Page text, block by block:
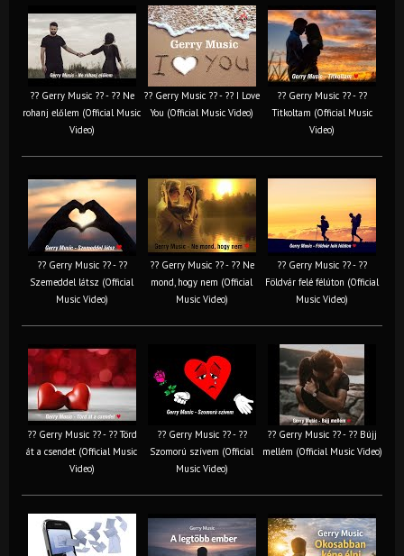
?? Gerry Music ?? - ?? Ne
rohanj előlem (Official Music
Video)
?? Gerry Music ?? - ?? I Love
You (Official Music Video)
?? Gerry Music ?? - ??
Titkoltam (Official Music
Video)
?? Gerry Music ?? - ??
Szemeddel látsz (Official
Music Video)
?? Gerry Music ?? - ?? Ne
mond, hogy nem (Official
Music Video)
?? Gerry Music ?? - ??
Földvár felé félúton (Official
Music Video)
?? Gerry Music ?? - ?? Törd
át a csendet (Official Music
Video)
?? Gerry Music ?? - ??
Szomorú szívem (Official
Music Video)
?? Gerry Music ?? - ?? Bújj
mellém (Official Music Video)